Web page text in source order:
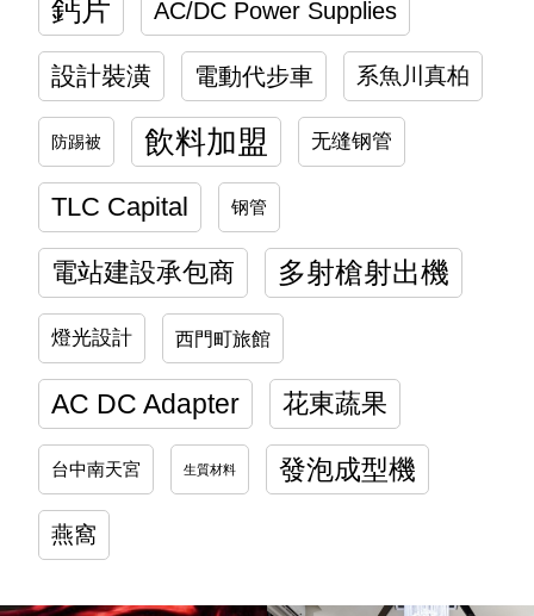
鈣片 AC/DC Power Supplies
設計裝潢 電動代步車 系魚川真柏
防踢被 飲料加盟 无缝钢管
TLC Capital 钢管
電站建設承包商 多射槍射出機
燈光設計 西門町旅館
AC DC Adapter 花東蔬果
台中南天宮 生質材料 發泡成型機
燕窩